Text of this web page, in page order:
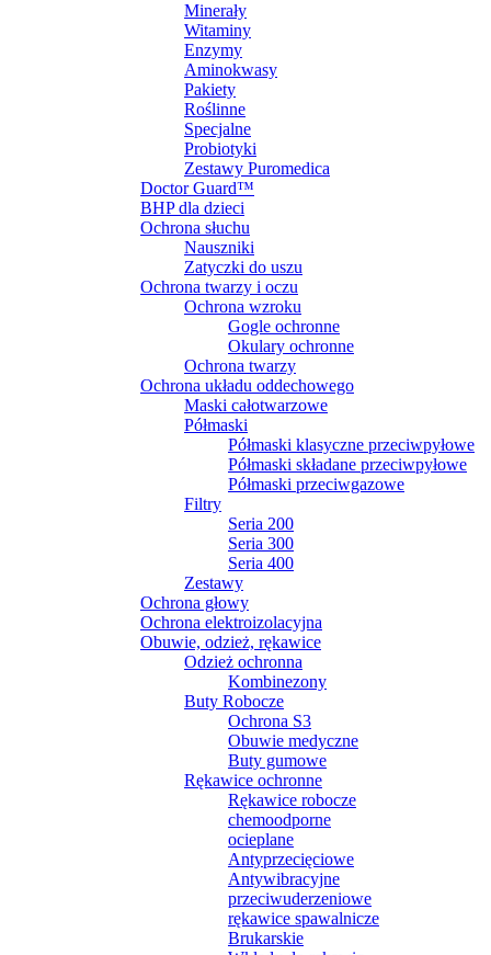
Minerały
Witaminy
Enzymy
Aminokwasy
Pakiety
Roślinne
Specjalne
Probiotyki
Zestawy Puromedica
Doctor Guard™
BHP dla dzieci
Ochrona słuchu
Nauszniki
Zatyczki do uszu
Ochrona twarzy i oczu
Ochrona wzroku
Gogle ochronne
Okulary ochronne
Ochrona twarzy
Ochrona układu oddechowego
Maski całotwarzowe
Półmaski
Półmaski klasyczne przeciwpyłowe
Półmaski składane przeciwpyłowe
Półmaski przeciwgazowe
Filtry
Seria 200
Seria 300
Seria 400
Zestawy
Ochrona głowy
Ochrona elektroizolacyjna
Obuwie, odzież, rękawice
Odzież ochronna
Kombinezony
Buty Robocze
Ochrona S3
Obuwie medyczne
Buty gumowe
Rękawice ochronne
Rękawice robocze
chemoodporne
ocieplane
Antyprzecięciowe
Antywibracyjne
przeciwuderzeniowe
rękawice spawalnicze
Brukarskie